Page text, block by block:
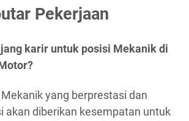
Pekerjaan
karir untuk posisi Mekanik di
yang berprestasi dan
akan diberikan kesempatan untuk